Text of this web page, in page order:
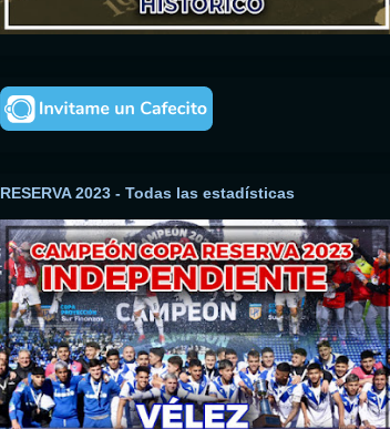
RESERVA 2023 - Todas las estadísticas